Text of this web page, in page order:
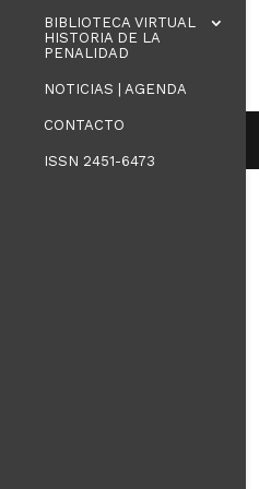
BIBLIOTECA VIRTUAL
HISTORIA DE LA
PENALIDAD
NOTICIAS | AGENDA
CONTACTO
ISSN 2451-6473